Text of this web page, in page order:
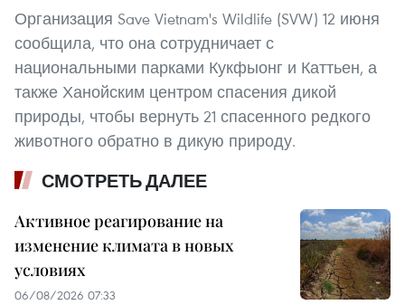
Организация Save Vietnam's Wildlife (SVW) 12 июня
сообщила, что она сотрудничает с
национальными парками Кукфыонг и Каттьен, а
также Ханойским центром спасения дикой
природы, чтобы вернуть 21 спасенного редкого
животного обратно в дикую природу.
СМОТРЕТЬ ДАЛЕЕ
Активное реагирование на
изменение климата в новых
условиях
06/08/2026 07:33